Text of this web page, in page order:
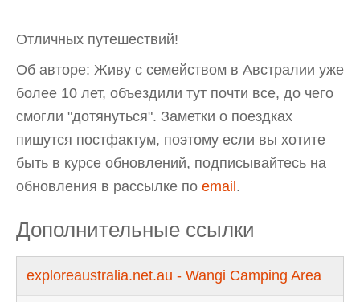
Отличных путешествий!
Об авторе: Живу с семейством в Австралии уже
более 10 лет, объездили тут почти все, до чего
смогли "дотянуться". Заметки о поездках
пишутся постфактум, поэтому если вы хотите
быть в курсе обновлений, подписывайтесь на
обновления в рассылке по email.
Дополнительные ссылки
exploreaustralia.net.au - Wangi Camping Area